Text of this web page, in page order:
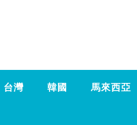
台灣 韓國 馬來西亞